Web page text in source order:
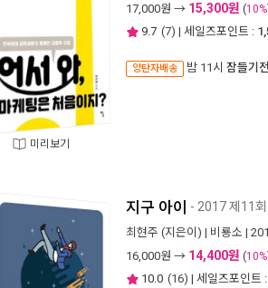
미리보기
17,000원 → 15,300원 (10%
9.7 (7) | 세일즈포인트 :
양탄자배송 밤 11시 잠들기
지구 아이 - 2017 제11
최현주 (지은이) | 비룡소 |
16,000원 → 14,400원 (10%
10.0 (16) | 세일즈포인트 :